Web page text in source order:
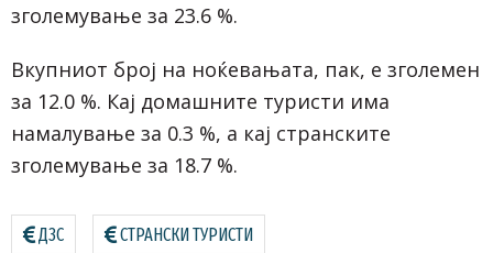
зголемување за 23.6 %.
Вкупниот број на ноќевањата, пак, е зголемен
за 12.0 %. Кај домашните туристи има
намалување за 0.3 %, а кај странските
зголемување за 18.7 %.
ДЗС СТРАНСКИ ТУРИСТИ